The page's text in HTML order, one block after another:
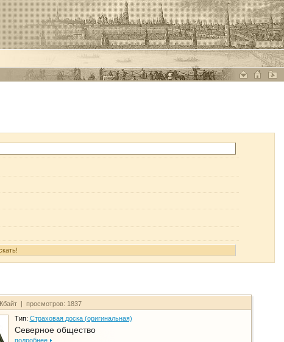
| просмотров: 1837
Тип: Страховая доска (оригинальная)
Северное общество
подробнее